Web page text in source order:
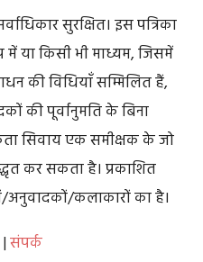
सुरक्षित। इस पत्रिका
में या किसी भी माध्यम, जिसमें
की विधियाँ सम्मिलित हैं,
की पूर्वानुमति के बिना
सिवाय एक समीक्षक के जो
कर सकता है। प्रकाशित
कलाकारों का है।
|संपर्क